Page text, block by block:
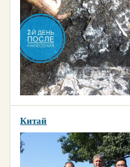
Китай